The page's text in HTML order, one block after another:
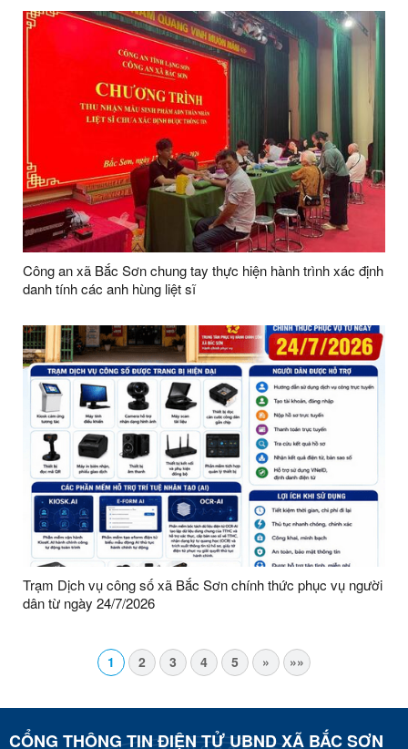
Công an xã Bắc Sơn chung tay thực hiện hành trình xác định
danh tính các anh hùng liệt sĩ
Trạm Dịch vụ công số xã Bắc Sơn chính thức phục vụ người
dân từ ngày 24/7/2026
1 2 3 4 5 » »»
CỔNG THÔNG TIN ĐIỆN TỬ UBND XÃ BẮC SƠN